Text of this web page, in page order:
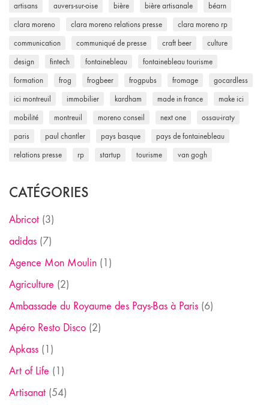
artisans auvers-sur-oise bière bière artisanale béarn
clara moreno clara moreno relations presse clara moreno rp
communication communiqué de presse craft beer culture
design fintech fontainebleau fontainebleau tourisme
formation frog frogbeer frogpubs fromage gocardless
ici montreuil immobilier kardham made in france make ici
mobilité montreuil moreno conseil next one ossau-iraty
paris paul chantler pays basque pays de fontainebleau
relations presse rp startup tourisme van gogh
CATÉGORIES
Abricot (3)
adidas (7)
Agence Mon Moulin (1)
Agriculture (2)
Ambassade du Royaume des Pays-Bas à Paris (6)
Apéro Resto Disco (2)
Apkass (1)
Art of Life (1)
Artisanat (54)